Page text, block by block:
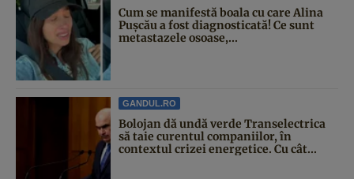
Cum se manifestă boala cu care Alina
Pușcău a fost diagnosticată! Ce sunt
metastazele osoase,...
GANDUL.RO
Bolojan dă undă verde Transelectrica
să taie curentul companiilor, în
contextul crizei energetice. Cu cât...